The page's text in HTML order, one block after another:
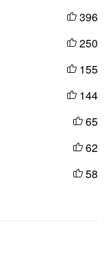
 396
 250
 155
 144
 65
 62
 58